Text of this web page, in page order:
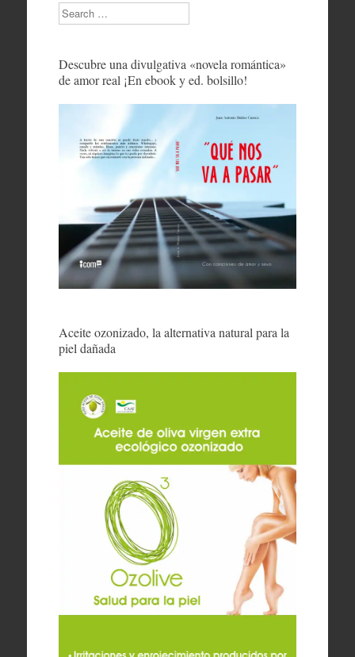
Search
Descubre una divulgativa «novela romántica»
de amor real ¡En ebook y ed. bolsillo!
Aceite ozonizado, la alternativa natural para la
piel dañada